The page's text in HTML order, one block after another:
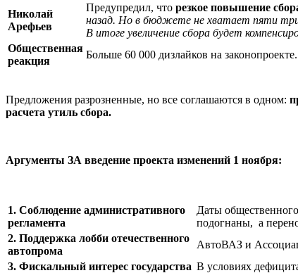
Николай
Арефьев
Предупредил, что резкое повышение
назад. Но в бюджете не хватает пяти
В итоге увеличение сбора будет
Общественная
реакция
Больше 60 000 дизлайков на
Предложения разрозненные, но все соглашаются в одном:
расчета утиль сбора.
Аргументы ЗА введение проекта изменений 1 ноября:
1. Соблюдение административного
регламента
Даты
подогнаны, а
2. Поддержка лобби отечественного
автопрома
АвтоВАЗ и
3. Фискальный интерес государства В условиях